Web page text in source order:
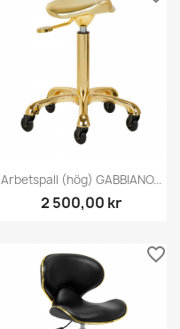
Arbetspall (hög) GABBIANO...
2 500,00 kr
favorite_border